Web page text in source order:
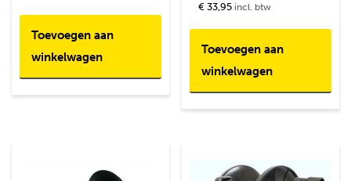
Toevoegen aan
winkelwagen
€ 33,95 incl. btw
Toevoegen aan
winkelwagen